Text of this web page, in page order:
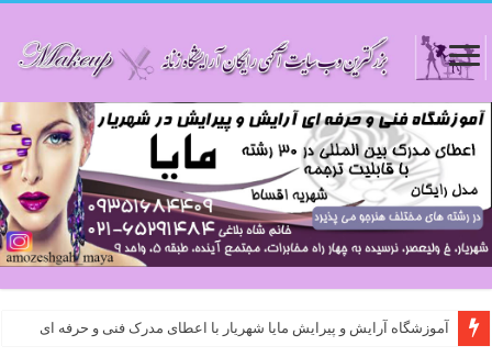
آموزشگاه آرایش و پیرایش مایا شهریار با اعطای مدرک فنی و حرفه ای